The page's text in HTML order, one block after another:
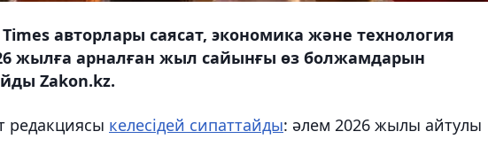
авторлары саясат, экономика және технология
жылға арналған жыл сайынғы өз болжамдарын
Zakon.kz.
редакциясы келесідей сипаттайды: әлем 2026 жылы айтулы